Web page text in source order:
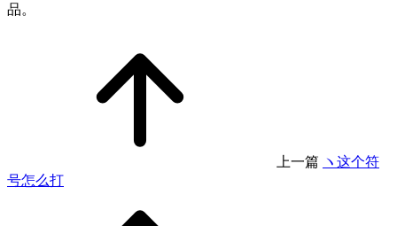
品。
上一篇 ヽ这个符
号怎么打